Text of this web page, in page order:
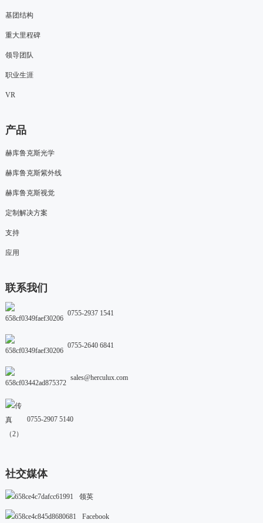
基团结构
重大里程碑
领导团队
职业生涯
VR
产品
赫库鲁克斯光学
赫库鲁克斯紫外线
赫库鲁克斯视觉
定制解决方案
支持
应用
联系我们
0755-2937 1541
0755-2640 6841
sales@herculux.com
0755-2907 5140
社交媒体
领英
Facebook